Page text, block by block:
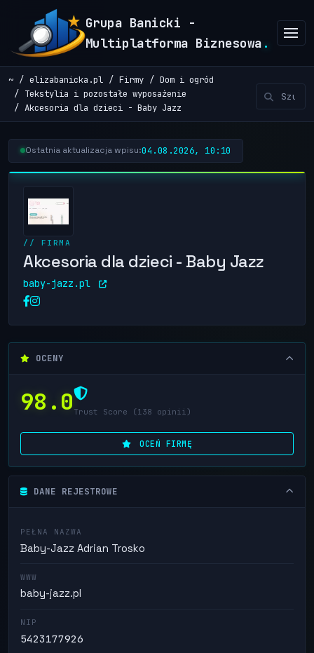
Grupa Banicki -
Multiplatforma Biznesowa .
~ elizabanicka.pl Firmy
Dom i ogród
Tekstylia i pozostałe wyposażenie
Akcesoria dla dzieci - Baby Jazz
Ostatnia aktualizacja wpisu:04.08.2026, 10:10
// FIRMA
Akcesoria dla dzieci - Baby Jazz
baby-jazz.pl
OCENY
98.0 Trust Score (138 opinii)
OCEŃ FIRMĘ
DANE REJESTROWE
PEŁNA NAZWA
Baby-Jazz Adrian Trosko
WWW
baby-jazz.pl
NIP
5423177926